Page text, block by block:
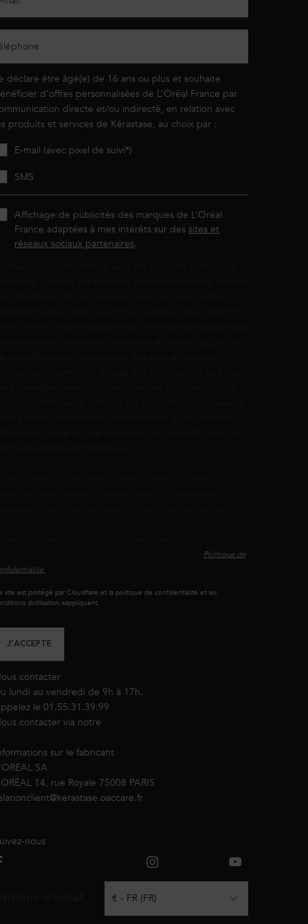
déclare être âgé(e) de 16 ans ou plus et souhaite
d’offres personnalisées de L’Oréal France par
directe et/ou indirecte, en relation avec
produits et services de Kérastase, au choix par :
E-mail (avec pixel de suivi*)
SMS
Affichage de publicités des marques de L’Oréal
France adaptées à mes intérêts sur des sites et
réseaux sociaux partenaires.
Politique de
site est protégé par Cloudflare et la politique de confidentialité et les
dutilisation sappliquent.
J’ACCEPTE
contacter
lundi au vendredi de 9h à 17h.
le 01.55.31.39.99
contacter via notre
sur le fabricant
SA
14, rue Royale 75008 PARIS
nous
€ - FR (FR)